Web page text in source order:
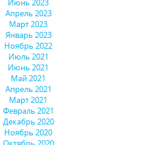
Июнь 2023
Апрель 2023
Март 2023
Январь 2023
Ноябрь 2022
Июль 2021
Июнь 2021
Май 2021
Апрель 2021
Март 2021
Февраль 2021
Декабрь 2020
Ноябрь 2020